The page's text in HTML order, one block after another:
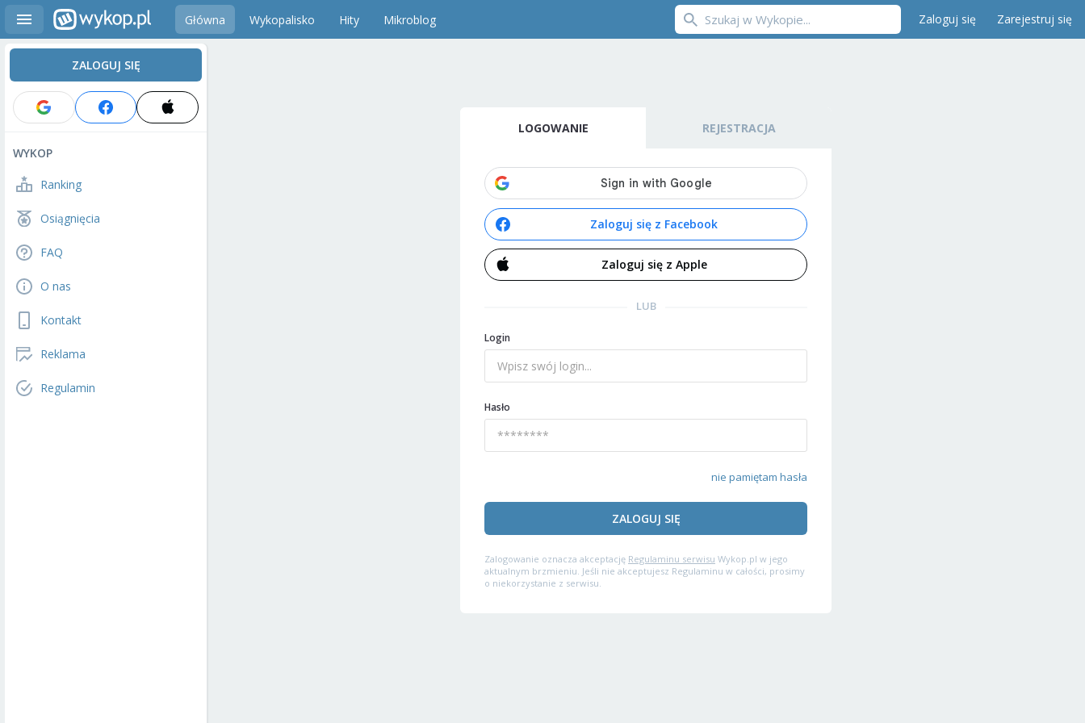
Główna Wykopalisko Hity Mikroblog Zaloguj się Zarejestruj się
ZALOGUJ SIĘ
WYKOP
Ranking
Osiągnięcia
FAQ
O nas
Kontakt
Reklama
Regulamin
LOGOWANIE REJESTRACJA
Zaloguj się z Facebook
Zaloguj się z Apple
LUB
Login
Hasło
nie pamiętam hasła
ZALOGUJ SIĘ
Zalogowanie oznacza akceptację Regulaminu serwisu Wykop.pl w jego
aktualnym brzmieniu. Jeśli nie akceptujesz Regulaminu w całości, prosimy
o niekorzystanie z serwisu.